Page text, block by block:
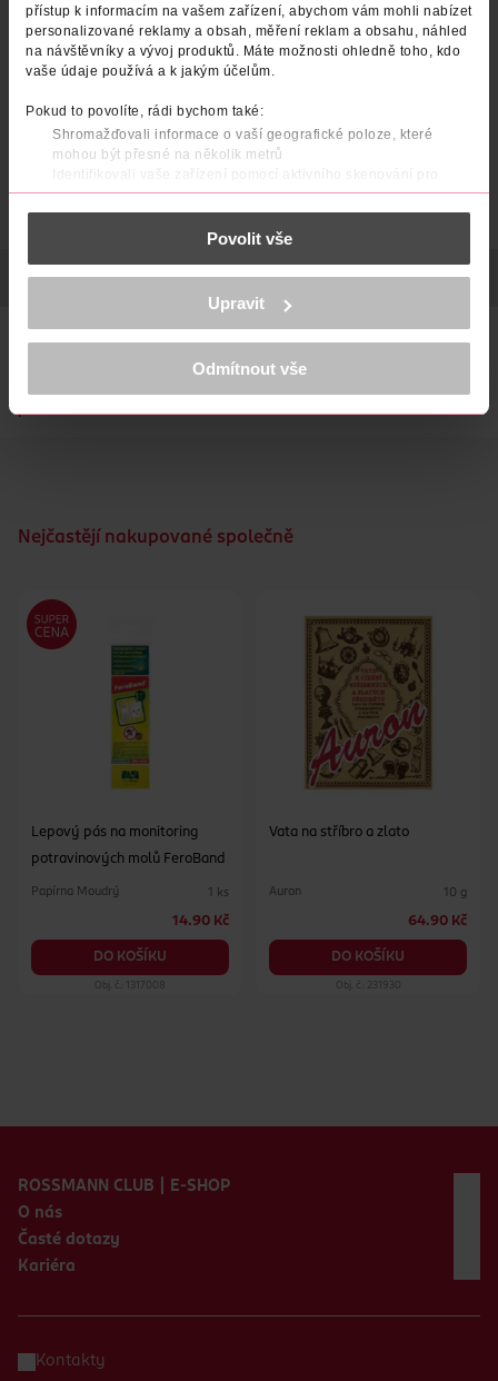
přístup k informacím na vašem zařízení, abychom vám mohli nabízet
personalizované reklamy a obsah, měření reklam a obsahu, náhled
na návštěvníky a vývoj produktů. Máte možnosti ohledně toho, kdo
vaše údaje používá a k jakým účelům.
Pokud to povolíte, rádi bychom také:
Shromažďovali informace o vaší geografické poloze, které
mohou být přesné na několik metrů
Identifikovali vaše zařízení pomocí aktivního skenování pro
konkrétní charakteristiky (otisk prstu)
Zjistěte více o tom, jak zpracováváme vaše osobní údaje, a nastavte
části s podrobnostmi . Svůj souhlas můžete kdykoliv
K provozu stránek, personalizaci obsahu a reklam, funkcí sociálních
médií, analýze návštěvnosti, které mohou nést osobní údaje.
Více najdete vprohlášení o ochraně osobních údajů.
Děkujeme za pochopení. >více o cookies<
Povolit vše
Upravit
Odmítnout vše
Kores 3 ks
74.90 Kč
DO KOŠÍKU
Obj. č.: 1245752
Super Bond
Loctite
Obj. č.: 54430
POPIS VÝROBCE/DODAVATEL HMOTNOST POČET
Vteřinové univerzální lepidlo s pomalým stupněm tuhnutí
gumu, sklo, kov, keramiku apod.. Součástí je
samopropichovací víčko i aplikátor pro čisté a přesné
Nejčastějí nakupované společně
Lepový pás na monitoring
potravinových molů FeroBand
Papírna Moudrý 1 ks
14.90 Kč
DO KOŠÍKU
Obj. č.: 1317008
Vata na stříbro a zlato
Auron 10 g
64.90 Kč
DO KOŠÍKU
Obj. č.: 231930
ROSSMANN CLUB | E-SHOP
O nás
Časté dotazy
Kariéra
Kontakty